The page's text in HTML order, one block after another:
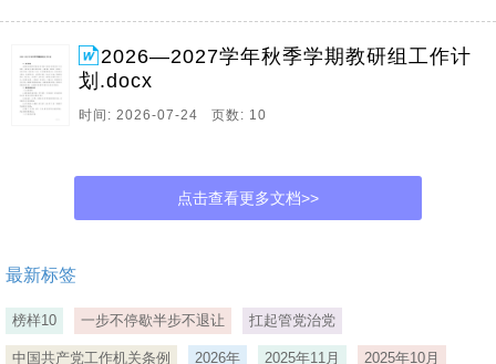
2026—2027学年秋季学期教研组工作计
划.docx
时间: 2026-07-24 页数: 10
点击查看更多文档>>
最新标签
榜样10 一步不停歇半步不退让 扛起管党治党
中国共产党工作机关条例 2026年 2025年11月 2025年10月